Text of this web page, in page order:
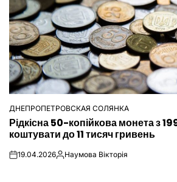
ОПУБЛІКУВАТИ
У
ДНЕПРОПЕТРОВСКАЯ СОЛЯНКА
Рідкісна 50-копійкова монета з
коштувати до 11 тисяч гривень
on19.04.2026Опубліковано
Наумова Вікторія